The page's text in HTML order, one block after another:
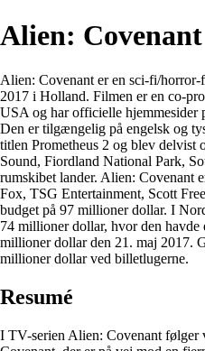
Alien: Covenant
Alien: Covenant er en sci-fi/
2017 i Holland. Filmen er en co-
USA og har officielle hjemmesider
Den er tilgængelig på engelsk og
titlen Prometheus 2 og blev delvist
Sound, Fiordland National Park,
rumskibet lander. Alien: Covenant
Fox, TSG Entertainment, Scott
budget på 97 millioner dollar. I
74 millioner dollar, hvor den havde
millioner dollar den 21. maj 2017.
millioner dollar ved billetlugerne.
Resumé
I TV-serien Alien: Covenant